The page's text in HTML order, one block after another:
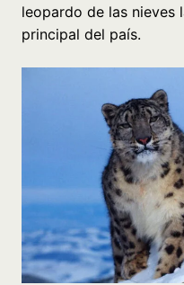
leopardo de las nieves
principal del país.